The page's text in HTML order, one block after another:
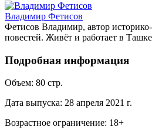
Владимир Фетисов
Фетисов Владимир, автор
повестей. Живёт и работает в
Подробная информация
Объем: 80 стр.
Дата выпуска: 28 апреля 2021 г.
Возрастное ограничение: 18+